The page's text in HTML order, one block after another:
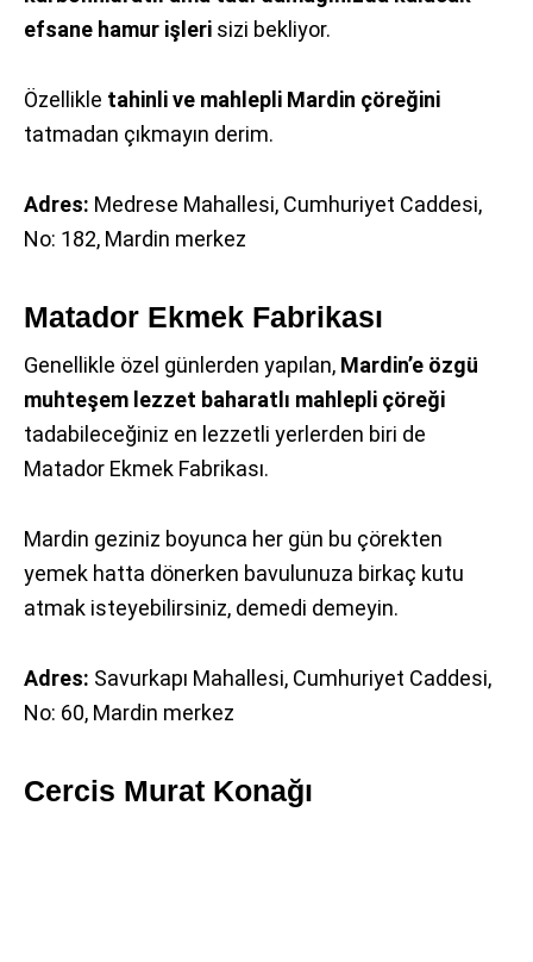
efsane hamur işleri sizi bekliyor.
Özellikle tahinli ve mahlepli Mardin çöreğini
tatmadan çıkmayın derim.
Adres: Medrese Mahallesi, Cumhuriyet Caddesi,
No: 182, Mardin merkez
Matador Ekmek Fabrikası
Genellikle özel günlerden yapılan, Mardin’e özgü
muhteşem lezzet baharatlı mahlepli çöreği
tadabileceğiniz en lezzetli yerlerden biri de
Matador Ekmek Fabrikası.
Mardin geziniz boyunca her gün bu çörekten
yemek hatta dönerken bavulunuza birkaç kutu
atmak isteyebilirsiniz, demedi demeyin.
Adres: Savurkapı Mahallesi, Cumhuriyet Caddesi,
No: 60, Mardin merkez
Cercis Murat Konağı